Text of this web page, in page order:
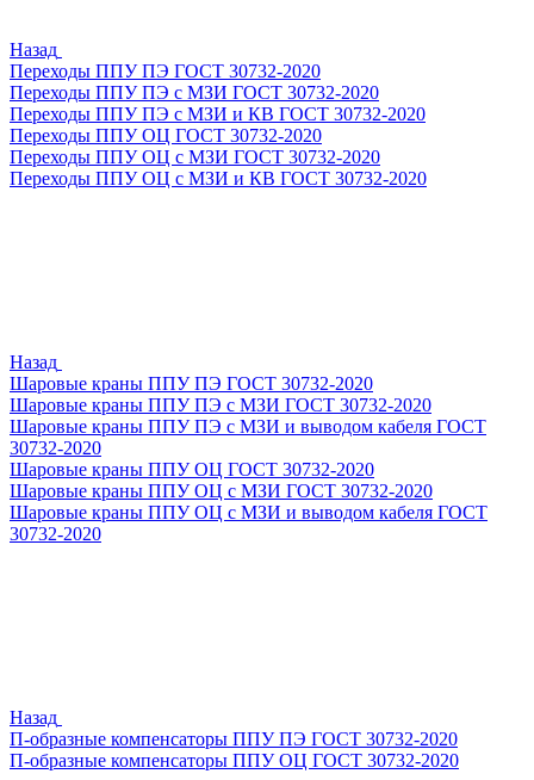
Назад
Переходы ППУ ПЭ ГОСТ 30732-2020
Переходы ППУ ПЭ с МЗИ ГОСТ 30732-2020
Переходы ППУ ПЭ с МЗИ и КВ ГОСТ 30732-2020
Переходы ППУ ОЦ ГОСТ 30732-2020
Переходы ППУ ОЦ с МЗИ ГОСТ 30732-2020
Переходы ППУ ОЦ с МЗИ и КВ ГОСТ 30732-2020
Назад
Шаровые краны ППУ ПЭ ГОСТ 30732-2020
Шаровые краны ППУ ПЭ с МЗИ ГОСТ 30732-2020
Шаровые краны ППУ ПЭ с МЗИ и выводом кабеля ГОСТ
30732-2020
Шаровые краны ППУ ОЦ ГОСТ 30732-2020
Шаровые краны ППУ ОЦ с МЗИ ГОСТ 30732-2020
Шаровые краны ППУ ОЦ с МЗИ и выводом кабеля ГОСТ
30732-2020
Назад
П-образные компенсаторы ППУ ПЭ ГОСТ 30732-2020
П-образные компенсаторы ППУ ОЦ ГОСТ 30732-2020